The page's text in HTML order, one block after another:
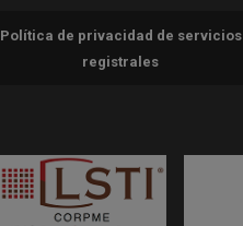
Política de privacidad de servicios
registrales